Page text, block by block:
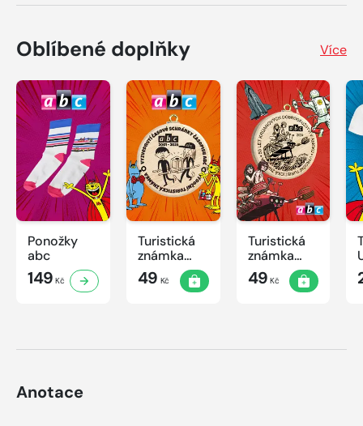
Oblíbené doplňky Více
Ponožky
abc
149 Kč
Turistická
známka
ABC -
Časová
49 Kč
Turistická
známka
ABC
49 Kč
Anotace